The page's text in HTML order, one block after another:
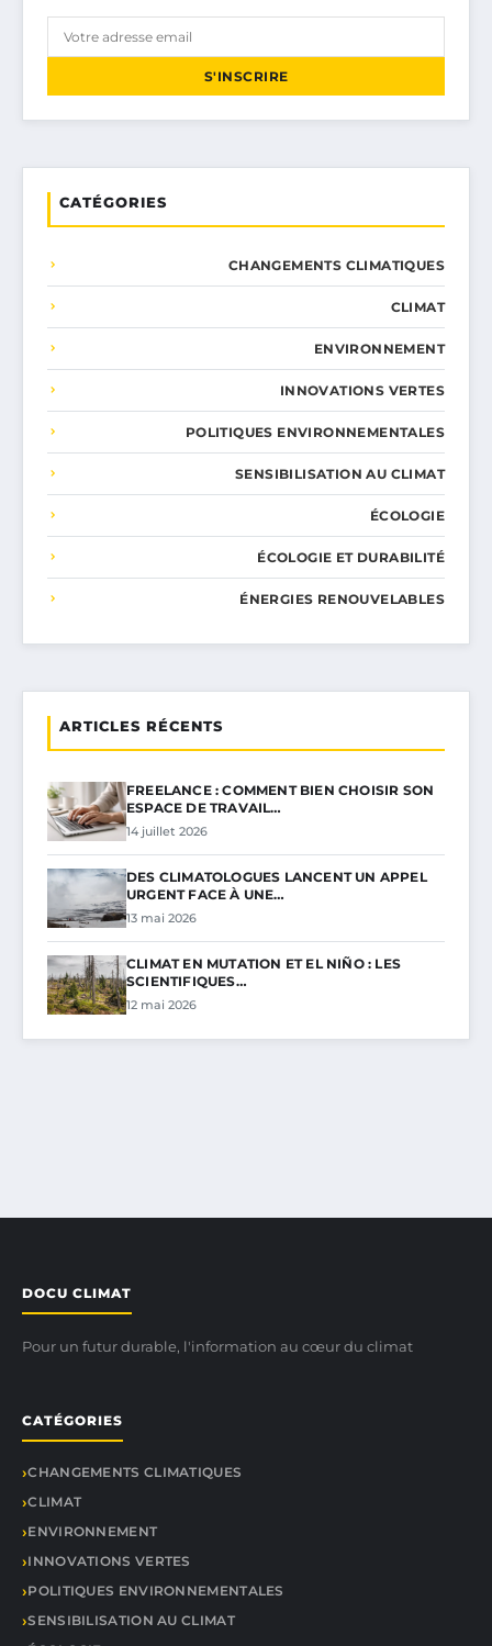
S'INSCRIRE
CATÉGORIES
CHANGEMENTS CLIMATIQUES
CLIMAT
ENVIRONNEMENT
INNOVATIONS VERTES
POLITIQUES ENVIRONNEMENTALES
SENSIBILISATION AU CLIMAT
ÉCOLOGIE
ÉCOLOGIE ET DURABILITÉ
ÉNERGIES RENOUVELABLES
ARTICLES RÉCENTS
FREELANCE : COMMENT BIEN CHOISIR SON
ESPACE DE TRAVAIL…
14 juillet 2026
DES CLIMATOLOGUES LANCENT UN APPEL
URGENT FACE À UNE…
13 mai 2026
CLIMAT EN MUTATION ET EL NIÑO : LES
SCIENTIFIQUES…
12 mai 2026
DOCU CLIMAT
Pour un futur durable, l'information au cœur du climat
CATÉGORIES
CHANGEMENTS CLIMATIQUES
CLIMAT
ENVIRONNEMENT
INNOVATIONS VERTES
POLITIQUES ENVIRONNEMENTALES
SENSIBILISATION AU CLIMAT